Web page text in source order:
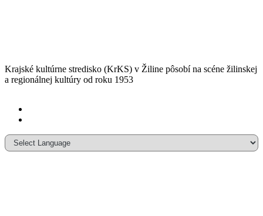
Krajské kultúrne stredisko (KrKS) v Žiline pôsobí na scéne žilinskej
a regionálnej kultúry od roku 1953